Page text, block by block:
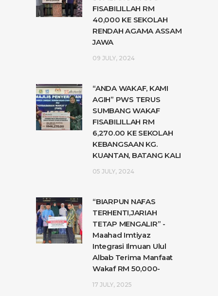
FISABILILLAH RM
40,000 KE SEKOLAH
RENDAH AGAMA ASSAM
JAWA
09 JULY, 2024
“ANDA WAKAF, KAMI
AGIH” PWS TERUS
SUMBANG WAKAF
FISABILILLAH RM
6,270.00 KE SEKOLAH
KEBANGSAAN KG.
KUANTAN, BATANG KALI
05 JULY, 2024
“BIARPUN NAFAS
TERHENTI,JARIAH
TETAP MENGALIR” -
Maahad Imtiyaz
Integrasi Ilmuan Ulul
Albab Terima Manfaat
Wakaf RM 50,000-
17 JULY, 2025